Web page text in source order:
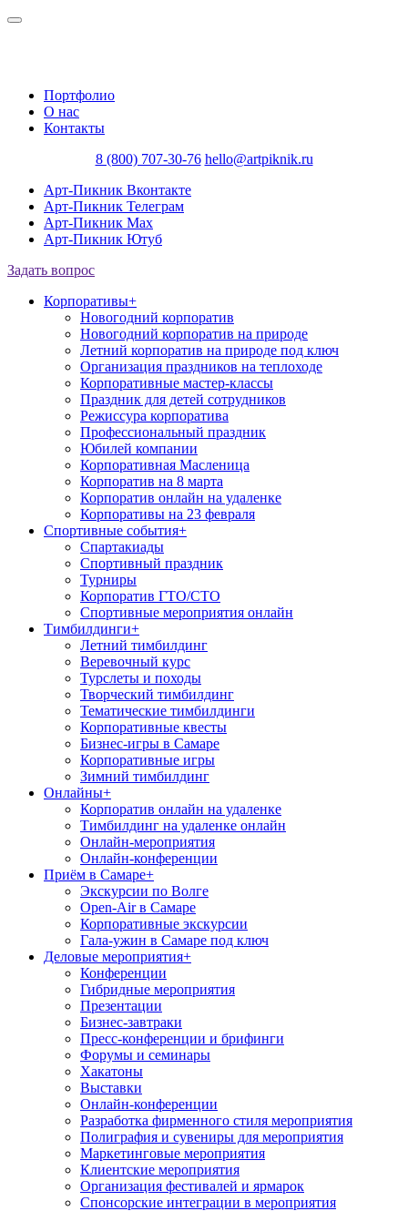
Портфолио
О нас
Контакты
8 (800) 707-30-76 hello@artpiknik.ru
Арт-Пикник Вконтакте
Арт-Пикник Телеграм
Арт-Пикник Max
Арт-Пикник Ютуб
Задать вопрос
Корпоративы+
Новогодний корпоратив
Новогодний корпоратив на природе
Летний корпоратив на природе под ключ
Организация праздников на теплоходе
Корпоративные мастер-классы
Праздник для детей сотрудников
Режиссура корпоратива
Профессиональный праздник
Юбилей компании
Корпоративная Масленица
Корпоратив на 8 марта
Корпоратив онлайн на удаленке
Корпоративы на 23 февраля
Спортивные события+
Спартакиады
Спортивный праздник
Турниры
Корпоратив ГТО/СТО
Спортивные мероприятия онлайн
Тимбилдинги+
Летний тимбилдинг
Веревочный курс
Турслеты и походы
Творческий тимбилдинг
Тематические тимбилдинги
Корпоративные квесты
Бизнес-игры в Самаре
Корпоративные игры
Зимний тимбилдинг
Онлайны+
Корпоратив онлайн на удаленке
Тимбилдинг на удаленке онлайн
Онлайн-мероприятия
Онлайн-конференции
Приём в Самаре+
Экскурсии по Волге
Open-Air в Самаре
Корпоративные экскурсии
Гала-ужин в Самаре под ключ
Деловые мероприятия+
Конференции
Гибридные мероприятия
Презентации
Бизнес-завтраки
Пресс-конференции и брифинги
Форумы и семинары
Хакатоны
Выставки
Онлайн-конференции
Разработка фирменного стиля мероприятия
Полиграфия и сувениры для мероприятия
Маркетинговые мероприятия
Клиентские мероприятия
Организация фестивалей и ярмарок
Спонсорские интеграции в мероприятия